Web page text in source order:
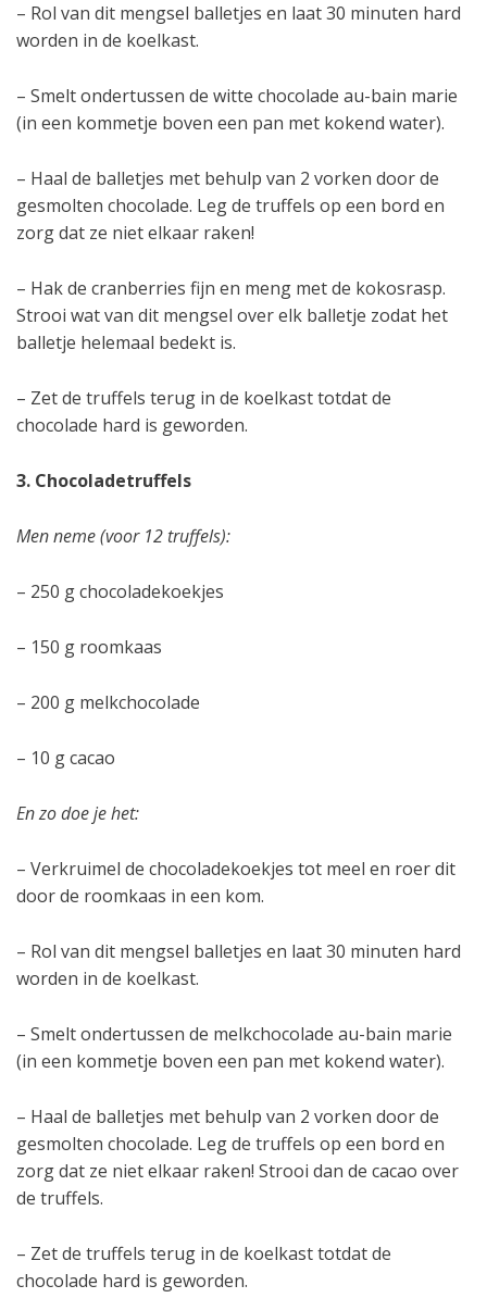
– Rol van dit mengsel balletjes en laat 30 minuten hard
worden in de koelkast.
– Smelt ondertussen de witte chocolade au-bain marie
(in een kommetje boven een pan met kokend water).
– Haal de balletjes met behulp van 2 vorken door de
gesmolten chocolade. Leg de truffels op een bord en
zorg dat ze niet elkaar raken!
– Hak de cranberries fijn en meng met de kokosrasp.
Strooi wat van dit mengsel over elk balletje zodat het
balletje helemaal bedekt is.
– Zet de truffels terug in de koelkast totdat de
chocolade hard is geworden.
3. Chocoladetruffels
Men neme (voor 12 truffels):
– 250 g chocoladekoekjes
– 150 g roomkaas
– 200 g melkchocolade
– 10 g cacao
En zo doe je het:
– Verkruimel de chocoladekoekjes tot meel en roer dit
door de roomkaas in een kom.
– Rol van dit mengsel balletjes en laat 30 minuten hard
worden in de koelkast.
– Smelt ondertussen de melkchocolade au-bain marie
(in een kommetje boven een pan met kokend water).
– Haal de balletjes met behulp van 2 vorken door de
gesmolten chocolade. Leg de truffels op een bord en
zorg dat ze niet elkaar raken! Strooi dan de cacao over
de truffels.
– Zet de truffels terug in de koelkast totdat de
chocolade hard is geworden.